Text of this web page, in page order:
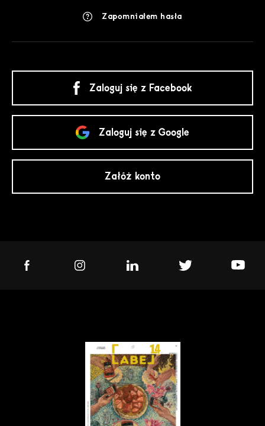
Zapomniałem hasła
Zaloguj się z Facebook
Zaloguj się z Google
Załóż konto